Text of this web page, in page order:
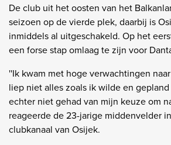
De club uit het oosten van het
seizoen op de vierde plek, daarbij is
inmiddels al uitgeschakeld. Op het
een forse stap omlaag te zijn voor
''Ik kwam met hoge verwachtingen
liep niet alles zoals ik wilde en
echter niet gehad van mijn keuze om
reageerde de 23-jarige middenvelder
clubkanaal van Osijek.